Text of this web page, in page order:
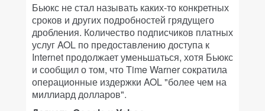
Бьюкс не стал называть каких-то конкретных
сроков и других подробностей грядущего
дробления. Количество подписчиков платных
услуг AOL по предоставлению доступа к
Internet продолжает уменьшаться, хотя Бьюкс
и сообщил о том, что Time Warner сократила
операционные издержки AOL "более чем на
миллиард долларов".